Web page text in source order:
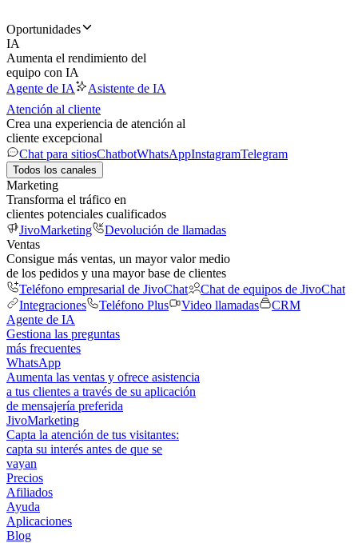
Oportunidades
IA
Aumenta el rendimiento del
equipo con IA
Agente de IA
Asistente de IA
Atención al cliente
Crea una experiencia de atención al
cliente excepcional
Chat para sitiosChatbotWhatsAppInstagramTelegram
Todos los canales
Marketing
Transforma el tráfico en
clientes potenciales cualificados
JivoMarketing
Devolución de llamadas
Ventas
Consigue más ventas, un mayor valor medio
de los pedidos y una mayor base de clientes
Teléfono empresarial de JivoChat
Chat de equipos de JivoChat
Integraciones
Teléfono Plus Video llamadas
CRM
Agente de IA
Gestiona las preguntas
más frecuentes
WhatsApp
Aumenta las ventas y ofrece asistencia
a tus clientes a través de su aplicación
de mensajería preferida
JivoMarketing
Capta la atención de tus visitantes:
capta su interés antes de que se
vayan
Precios
Afiliados
Ayuda
Aplicaciones
Blog